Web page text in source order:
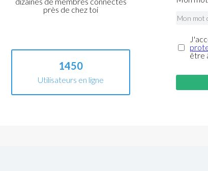
près de chez toi
1450
Utilisateurs en ligne
être